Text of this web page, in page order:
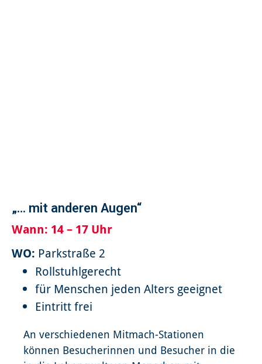
„… mit anderen Augen“
Wann: 14 – 17 Uhr
WO: Parkstraße 2
Rollstuhlgerecht
für Menschen jeden Alters geeignet
Eintritt frei
An verschiedenen Mitmach-Stationen
können Besucherinnen und Besucher in die